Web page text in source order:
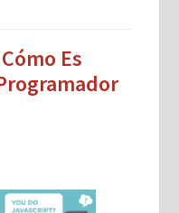
Cómo Es